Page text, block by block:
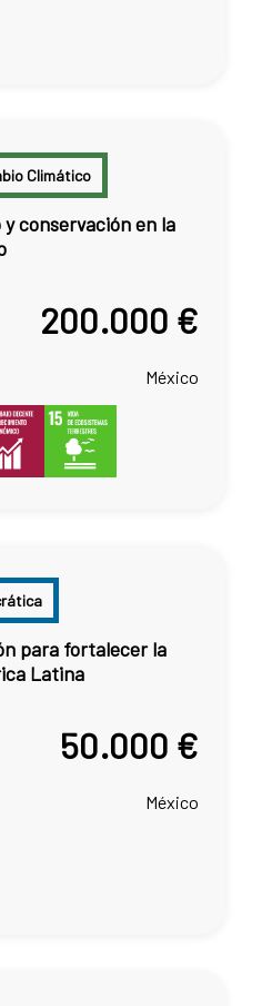
Climático
conservación en la
200.000 €
México
para fortalecer la
Latina
50.000 €
México